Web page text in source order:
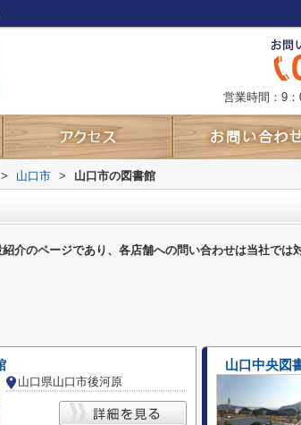
営業時間：9
> 山口市 > 山口市の図書館
介のページであり、各店舗への問い合わせは当社では
山口県山口市後河原
山口中央図